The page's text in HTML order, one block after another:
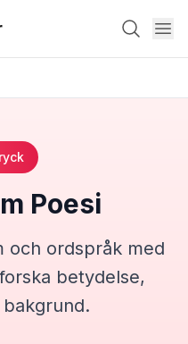
Poesi
och ordspråk med
betydelse,